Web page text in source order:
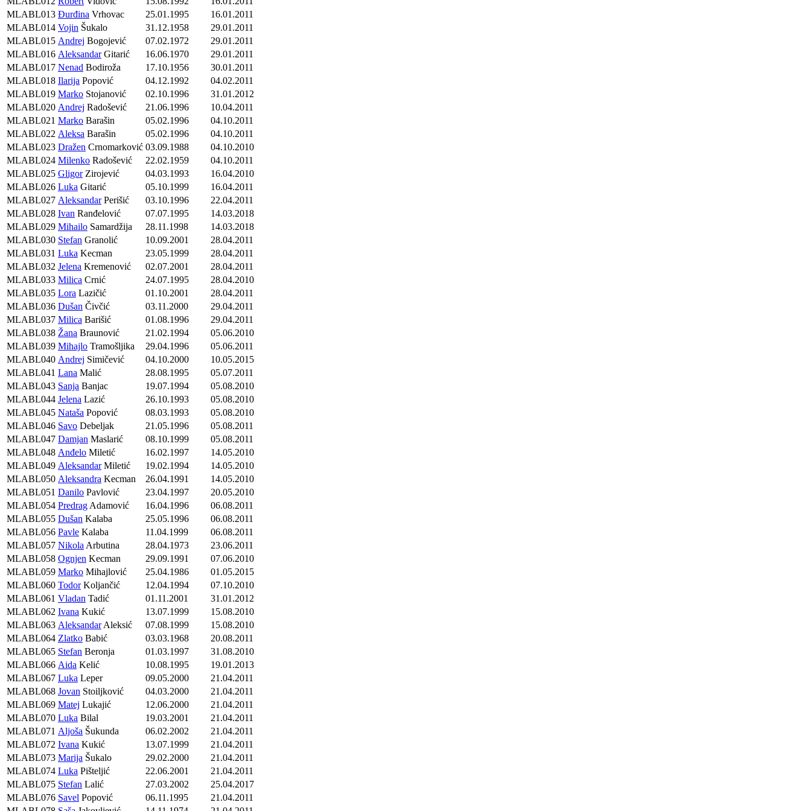
MLABL013 Đurđina Vrhovac 25.01.1995
16.01.2011
MLABL014 Vojin Šukalo 31.12.1958
29.01.2011
MLABL015 Andrej Bogojević 07.02.1972
29.01.2011
MLABL016 AleksandarGitarić 16.06.1970
29.01.2011
MLABL017 Nenad Bodiroža 17.10.1956
30.01.2011
MLABL018 Ilarija Popović 04.12.1992
04.02.2011
MLABL019 Marko Stojanović 02.10.1996
31.01.2012
MLABL020 Andrej Radošević 21.06.1996
10.04.2011
MLABL021 Marko Barašin 05.02.1996
04.10.2011
MLABL022 Aleksa Barašin 05.02.1996
04.10.2011
MLABL023 Dražen Crnomarković 03.09.1988
04.10.2010
MLABL024 Milenko Radošević 22.02.1959
04.10.2011
MLABL025 GligorZirojević 04.03.1993
16.04.2010
MLABL026 Luka Gitarić 05.10.1999
16.04.2011
MLABL027 AleksandarPerišić 03.10.1996
22.04.2011
MLABL028 Ivan Ranđelović 07.07.1995
14.03.2018
MLABL029 Mihailo Samardžija 28.11.1998
14.03.2018
MLABL030 Stefan Granolić 10.09.2001
28.04.2011
MLABL031 Luka Kecman 23.05.1999
28.04.2011
MLABL032 Jelena Kremenović 02.07.2001
28.04.2011
MLABL033 Milica Crnić 24.07.1995
28.04.2010
MLABL035 Lora Lazičić 01.10.2001
28.04.2011
MLABL036 Dušan Čivčić 03.11.2000
29.04.2011
MLABL037 Milica Barišić 01.08.1996
29.04.2011
MLABL038 Žana Braunović 21.02.1994
05.06.2010
MLABL039 Mihajlo Tramošljika 29.04.1996
05.06.2011
MLABL040 Andrej Simičević 04.10.2000
10.05.2015
MLABL041 Lana Malić 28.08.1995
05.07.2011
MLABL043 Sanja Banjac 19.07.1994
05.08.2010
MLABL044 Jelena Lazić 26.10.1993
05.08.2010
MLABL045 Nataša Popović 08.03.1993
05.08.2010
MLABL046 Savo Debeljak 21.05.1996
05.08.2011
MLABL047 Damjan Maslarić 08.10.1999
05.08.2011
MLABL048 Anđelo Miletić 16.02.1997
14.05.2010
MLABL049 AleksandarMiletić 19.02.1994
14.05.2010
MLABL050 Aleksandra Kecman 26.04.1991
14.05.2010
MLABL051 Danilo Pavlović 23.04.1997
20.05.2010
MLABL054 Predrag Adamović 16.04.1996
06.08.2011
MLABL055 Dušan Kalaba 25.05.1996
06.08.2011
MLABL056 Pavle Kalaba 11.04.1999
06.08.2011
MLABL057 Nikola Arbutina 28.04.1973
23.06.2011
MLABL058 Ognjen Kecman 29.09.1991
07.06.2010
MLABL059 Marko Mihajlović 25.04.1986
01.05.2015
MLABL060 TodorKoljančić 12.04.1994
07.10.2010
MLABL061 Vladan Tadić 01.11.2001
31.01.2012
MLABL062 Ivana Kukić 13.07.1999
15.08.2010
MLABL063 AleksandarAleksić 07.08.1999
15.08.2010
MLABL064 Zlatko Babić 03.03.1968
20.08.2011
MLABL065 Stefan Beronja 01.03.1997
31.08.2010
MLABL066 Aida Kelić 10.08.1995
19.01.2013
MLABL067 Luka Leper 09.05.2000
21.04.2011
MLABL068 Jovan Stoiljković 04.03.2000
21.04.2011
MLABL069 Matej Lukajić 12.06.2000
21.04.2011
MLABL070 Luka Bilal 19.03.2001
21.04.2011
MLABL071 Aljoša Šukunda 06.02.2002
21.04.2011
MLABL072 Ivana Kukić 13.07.1999
21.04.2011
MLABL073 Marija Šukalo 29.02.2000
21.04.2011
MLABL074 Luka Pišteljić 22.06.2001
21.04.2011
MLABL075 Stefan Lalić 27.03.2002
25.04.2017
MLABL076 Savel Popović 06.11.1995
21.04.2011